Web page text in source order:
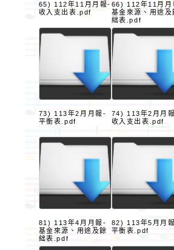
65) 112年11月月報-
收入支出表.pdf
66) 112年11月月
基金來源、用途及
絀表.pdf
73) 113年2月月報-
平衡表.pdf
74) 113年2月月
收入支出表.pdf
81) 113年4月月報-
基金來源、用途及餘
絀表.pdf
82) 113年5月月
平衡表.pdf